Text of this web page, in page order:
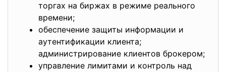
торгах на биржах в режиме реального
времени;
обеспечение защиты информации и
аутентификации клиента;
администрирование клиентов брокером;
управление лимитами и контроль над